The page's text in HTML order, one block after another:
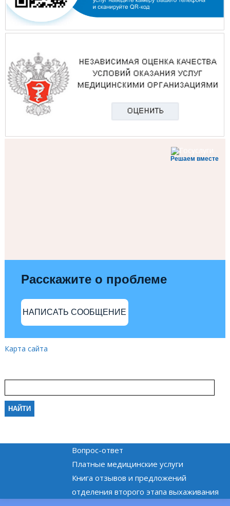
Решаем вместе
Расскажите о проблеме
НАПИСАТЬ СООБЩЕНИЕ
Карта сайта
Вопрос-ответ
Платные медицинские услуги
Книга отзывов и предложений
отделения второго этапа выхаживания